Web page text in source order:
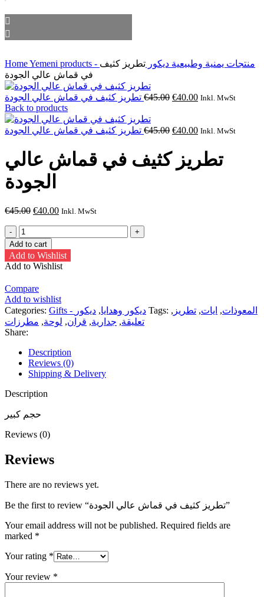
Home Yemeni products - منتجات يمنية وطبيعية ديكور تطريز كثيف
في قماش عالي الجودة
€45.00 Original
€45.00.
€40.00Current
€40.00.
Inkl. MwSt
Back to products
€45.00 Original
was:
€45.00.
€40.00Current
is:
€40.00.
Inkl. MwSt
تطريز كثيف في قماش عالي
الجودة
€45.00 Original
€45.00.
€40.00Current
Inkl. MwSt
تطريز
كثيف
في
قماش
الجودة
quantity
Add to cart
Add to Wishlist
Add to Wishlist
Compare
Add to wishlist
Categories:
Gifts - ديكور وهدايا, ديكور Tags: المعوذات, ايات, تطريز ,
تعليقة, جدارية, قران, لوحة, مطرزات
Share:
Description
Reviews (0)
Shipping & Delivery
Description
حجم كبير
Reviews (0)
Reviews
There are no reviews yet.
Be the first to review “تطريز كثيف في قماش عالي الجودة”
Your email address will not be published. Required fields are
marked *
Your rating *
Your review *